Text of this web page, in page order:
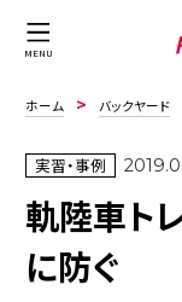
MENU
ホーム バックヤード
実習・事例
軌陸車ト
に防ぐ